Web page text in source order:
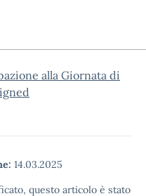
alla Giornata di
14.03.2025
questo articolo è stato